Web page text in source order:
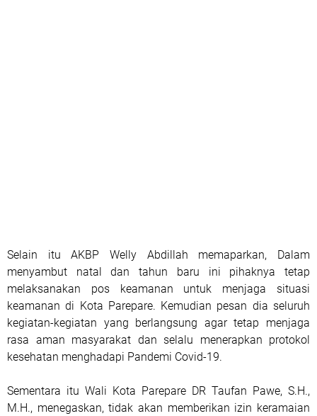
Selain itu AKBP Welly Abdillah memaparkan, Dalam
menyambut natal dan tahun baru ini pihaknya tetap
melaksanakan pos keamanan untuk menjaga situasi
keamanan di Kota Parepare. Kemudian pesan dia seluruh
kegiatan-kegiatan yang berlangsung agar tetap menjaga
rasa aman masyarakat dan selalu menerapkan protokol
kesehatan menghadapi Pandemi Covid-19.
Sementara itu Wali Kota Parepare DR Taufan Pawe, S.H.,
M.H., menegaskan, tidak akan memberikan izin keramaian